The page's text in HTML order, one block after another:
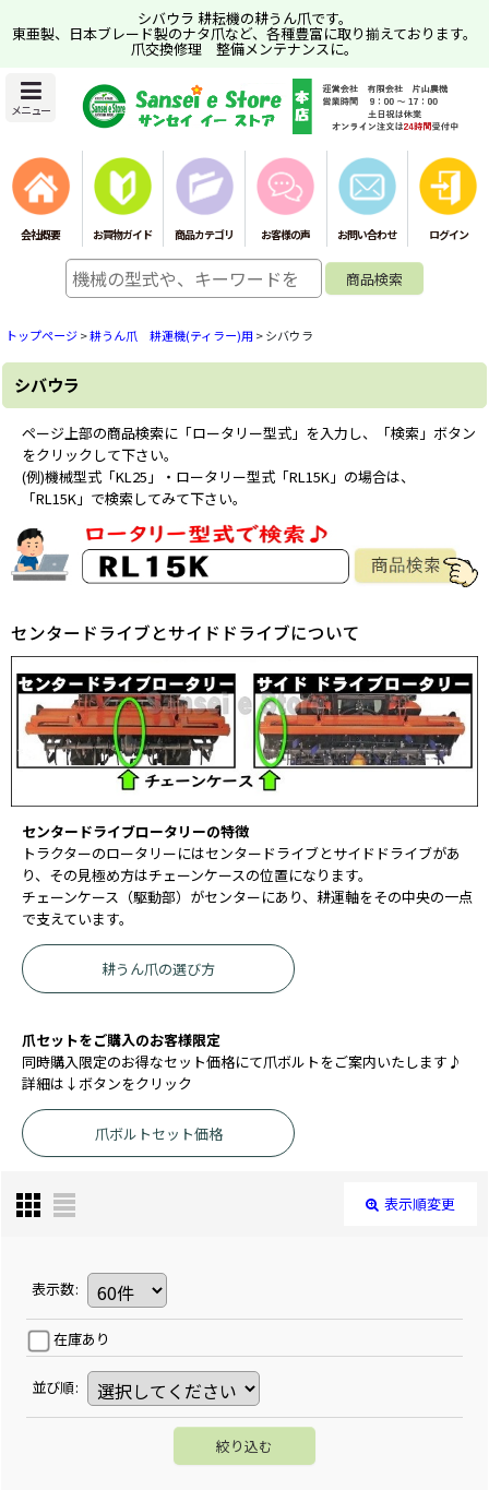
シバウラ 耕耘機の耕うん爪です。
東亜製、日本ブレード製のナタ爪など、各種豊富に取り揃えております。
爪交換修理 整備メンテナンスに。
メニュー
会社概要 お買物ガイド 商品カテゴリ お客様の声 お問い合わせ ログイン
トップページ>耕うん爪 耕運機(ティラー)用 >シバウラ
シバウラ
ページ上部の商品検索に「ロータリー型式」を入力し、「検索」ボタン
をクリックして下さい。
(例)機械型式「KL25」・ロータリー型式「RL15K」の場合は、
「RL15K」で検索してみて下さい。
センタードライブとサイドドライブについて
センタードライブロータリーの特徴
トラクターのロータリーにはセンタードライブとサイドドライブがあ
り、その見極め方はチェーンケースの位置になります。
チェーンケース（駆動部）がセンターにあり、耕運軸をその中央の一点
で支えています。
耕うん爪の選び方
爪セットをご購入のお客様限定
同時購入限定のお得なセット価格にて爪ボルトをご案内いたします♪
詳細は↓ボタンをクリック
爪ボルトセット価格
表示順変更
表示数:
在庫あり
並び順:
絞り込む